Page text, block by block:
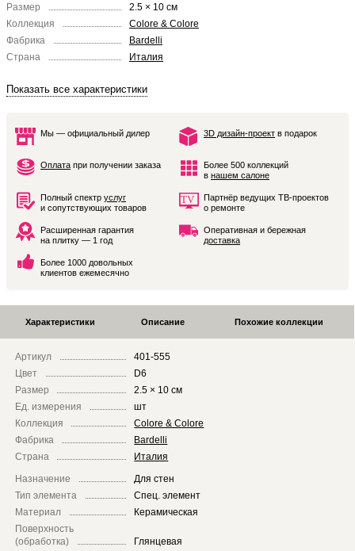
Размер
2.5 × 10 см
Коллекция
Colore & Colore
Фабрика
Bardelli
Страна
Италия
Показать все характеристики
Мы — официальный дилер 3D дизайн-проект в подарок
Оплата при получении заказа
Более 500 коллекций
в нашем салоне
Полный спектр услуг
и сопутствующих товаров
Партнёр ведущих ТВ-проектов
о ремонте
Расширенная гарантия
на плитку — 1 год
Оперативная и бережная
доставка
Более 1000 довольных
клиентов ежемесячно
Характеристики Описание Похожие коллекции
Артикул
401-555
Цвет
D6
Размер
2.5 × 10 см
Ед. измерения
шт
Коллекция
Colore & Colore
Фабрика
Bardelli
Страна
Италия
Назначение
Для стен
Тип элемента
Спец. элемент
Материал
Керамическая
Поверхность
(обработка)
Глянцевая